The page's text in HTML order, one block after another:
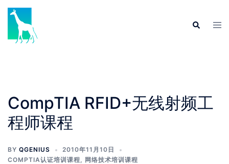
Skip
content
Search
CompTIA RFID+无线射频工
程师课程
BY QGENIUS
2010年11月10日
COMPTIA认证培训课程, 网络技术培训课程